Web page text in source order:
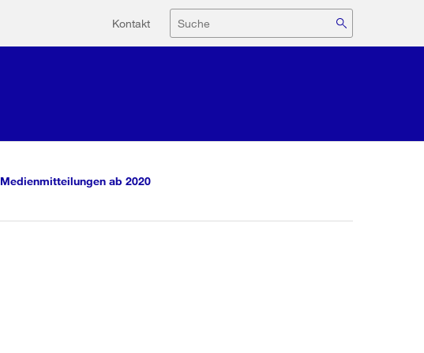
Hilfsnavigation
Kontakt Suche
Medienmitteilungen ab 2020